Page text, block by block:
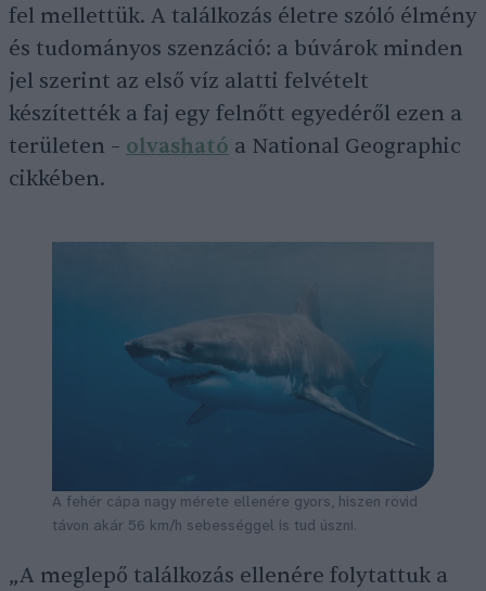
fel mellettük. A találkozás életre szóló élmény
és tudományos szenzáció: a búvárok minden
jel szerint az első víz alatti felvételt
készítették a faj egy felnőtt egyedéről ezen a
területen – olvasható a National Geographic
cikkében.
A fehér cápa nagy mérete ellenére gyors, hiszen rövid
távon akár 56 km/h sebességgel is tud úszni.
„A meglepő találkozás ellenére folytattuk a